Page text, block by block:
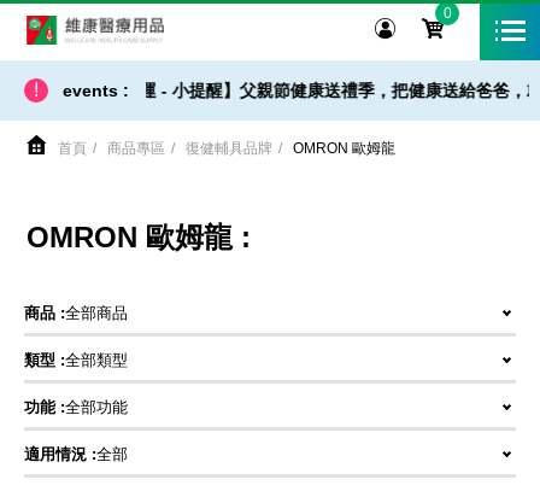
0
! events :
【 出貨 / 免運 - 小提醒】父親節健康送禮季，把健康送給爸爸，
首頁 商品專區 復健輔具品牌 OMRON 歐姆龍
OMRON 歐姆龍 :
商品 :全部商品
類型 :全部類型
功能 :全部功能
適用情況 :全部